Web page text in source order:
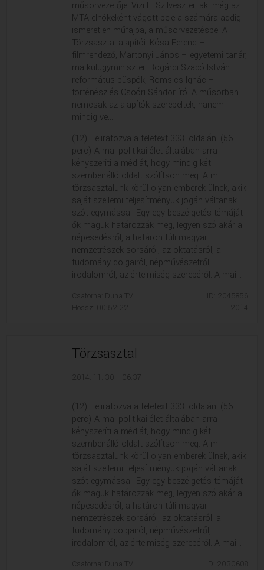
VALLÁS
VALLÁS
műsorvezetője: Vizi E. Szilveszter, aki még az
MTA elnökeként vágott bele a számára addig
ismeretlen műfajba, a műsorvezetésbe. A
Törzsasztal alapítói: Kósa Ferenc –
filmrendező, Martonyi János – egyetemi tanár,
ma külügyminiszter, Bogárdi Szabó István –
református püspök, Romsics Ignác –
történész és Csoóri Sándor író. A műsorban
nemcsak az alapítók szerepeltek, hanem
mindig ve...
(12) Feliratozva a teletext 333. oldalán. (56
perc) A mai politikai élet általában arra
kényszeríti a médiát, hogy mindig két
szembenálló oldalt szólítson meg. A mi
törzsasztalunk körül olyan emberek ülnek, akik
saját szellemi teljesítményük jogán váltanak
szót egymással. Egy-egy beszélgetés témáját
ők maguk határozzák meg, legyen szó akár a
népesedésről, a határon túli magyar
nemzetrészek sorsáról, az oktatásról, a
tudomány dolgairól, népművészetről,
irodalomról, az értelmiség szerepéről. A mai...
Csatorna: Duna TV
Hossz: 00:52:22
ID: 2045856
2014
Törzsasztal
2014. 11. 30. - 06:37
(12) Feliratozva a teletext 333. oldalán. (56
perc) A mai politikai élet általában arra
kényszeríti a médiát, hogy mindig két
szembenálló oldalt szólítson meg. A mi
törzsasztalunk körül olyan emberek ülnek, akik
saját szellemi teljesítményük jogán váltanak
szót egymással. Egy-egy beszélgetés témáját
ők maguk határozzák meg, legyen szó akár a
népesedésről, a határon túli magyar
nemzetrészek sorsáról, az oktatásról, a
tudomány dolgairól, népművészetről,
irodalomról, az értelmiség szerepéről. A mai...
Csatorna: Duna TV